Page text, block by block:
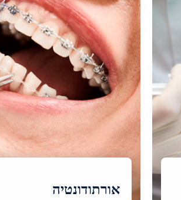
אורתודונטיה